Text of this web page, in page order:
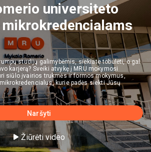
universiteto
studijų galimybėmis, siekiate tobulėti, o gal
karjerą? Sveiki atvykę į MRU mokymosi
siūlo įvairios trukmės ir formos mokymus,
kurie padės siekti Jūsų
Naršyti
Žiūrėti video